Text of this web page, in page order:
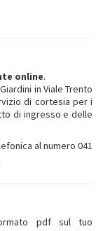
online.
in Viale Trento
di cortesia per i
di ingresso e delle
al numero 041
pdf sul tuo